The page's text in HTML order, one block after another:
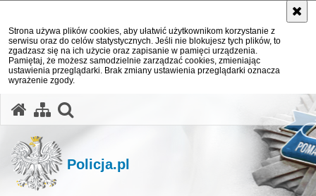
Strona używa plików cookies, aby ułatwić użytkownikom korzystanie z
serwisu oraz do celów statystycznych. Jeśli nie blokujesz tych plików, to
zgadzasz się na ich użycie oraz zapisanie w pamięci urządzenia.
Pamiętaj, że możesz samodzielnie zarządzać cookies, zmieniając
ustawienia przeglądarki. Brak zmiany ustawienia przeglądarki oznacza
wyrażenie zgody.
Policja.pl